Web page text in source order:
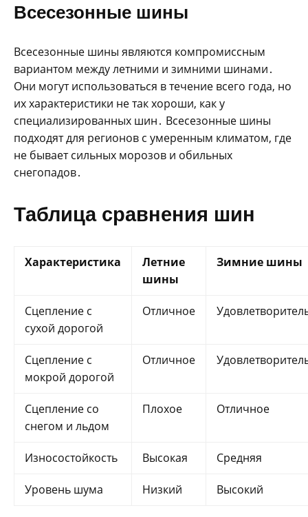
Всесезонные шины
Всесезонные шины являются компромиссным
вариантом между летними и зимними шинами․
Они могут использоваться в течение всего года‚ но
их характеристики не так хороши‚ как у
специализированных шин․ Всесезонные шины
подходят для регионов с умеренным климатом‚ где
не бывает сильных морозов и обильных
снегопадов․
Таблица сравнения шин
Характеристика
Летние
шины
Зимние шины
Сцепление с
сухой дорогой
Отличное
Сцепление с
мокрой дорогой
Отличное
Сцепление со
снегом и льдом
Плохое Отличное
Износостойкость Высокая Средняя
Уровень шума Низкий Высокий